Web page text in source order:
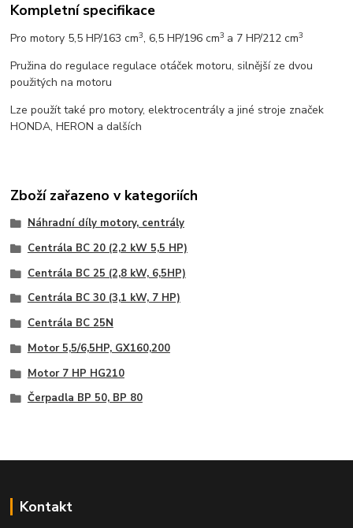
Kompletní specifikace
Pro motory 5,5 HP/163 cm3, 6,5 HP/196 cm3 a 7 HP/212 cm3
Pružina do regulace regulace otáček motoru, silnější ze dvou
použitých na motoru
Lze použít také pro motory, elektrocentrály a jiné stroje značek
HONDA, HERON a dalších
Zboží zařazeno v kategoriích
Náhradní díly motory, centrály
Centrála BC 20 (2,2 kW 5,5 HP)
Centrála BC 25 (2,8 kW, 6,5HP)
Centrála BC 30 (3,1 kW, 7 HP)
Centrála BC 25N
Motor 5,5/6,5HP, GX160,200
Motor 7 HP HG210
Čerpadla BP 50, BP 80
Kontakt